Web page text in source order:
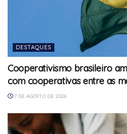
DESTAQUES
Cooperativismo brasileiro
com cooperativas entre as
7 DE AGOSTO DE 2026